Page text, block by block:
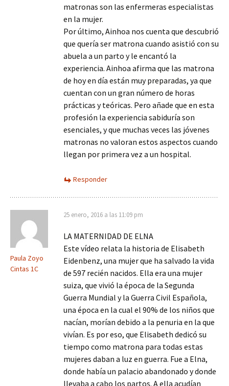
matronas son las enfermeras especialistas
en la mujer.
Por último, Ainhoa nos cuenta que descubrió
que quería ser matrona cuando asistió con su
abuela a un parto y le encantó la
experiencia. Ainhoa afirma que las matrona
de hoy en día están muy preparadas, ya que
cuentan con un gran número de horas
prácticas y teóricas. Pero añade que en esta
profesión la experiencia sabiduría son
esenciales, y que muchas veces las jóvenes
matronas no valoran estos aspectos cuando
llegan por primera vez a un hospital.
Responder
Paula Zoyo
Cintas 1C
25 enero, 2016 a las 11:09 pm
LA MATERNIDAD DE ELNA
Este vídeo relata la historia de Elisabeth
Eidenbenz, una mujer que ha salvado la vida
de 597 recién nacidos. Ella era una mujer
suiza, que vivió la época de la Segunda
Guerra Mundial y la Guerra Civil Española,
una época en la cual el 90% de los niños que
nacían, morían debido a la penuria en la que
vivían. Es por eso, que Elisabeth dedicó su
tiempo como matrona para todas estas
mujeres daban a luz en guerra. Fue a Elna,
donde había un palacio abandonado y donde
llevaba a cabo los partos. A ella acudían